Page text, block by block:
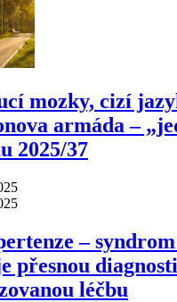
mozky, cizí
armáda –⁠
2025/37
–⁠
přesnou
léčbu